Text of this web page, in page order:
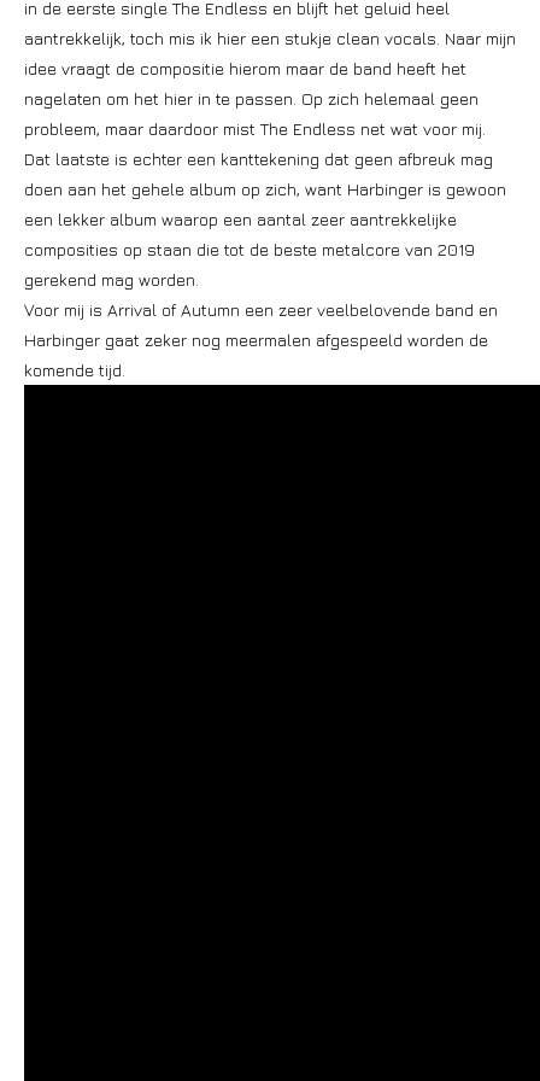
in de eerste single The Endless en blijft het geluid heel
aantrekkelijk, toch mis ik hier een stukje clean vocals. Naar mijn
idee vraagt de compositie hierom maar de band heeft het
nagelaten om het hier in te passen. Op zich helemaal geen
probleem, maar daardoor mist The Endless net wat voor mij.
Dat laatste is echter een kanttekening dat geen afbreuk mag
doen aan het gehele album op zich, want Harbinger is gewoon
een lekker album waarop een aantal zeer aantrekkelijke
composities op staan die tot de beste metalcore van 2019
gerekend mag worden.
Voor mij is Arrival of Autumn een zeer veelbelovende band en
Harbinger gaat zeker nog meermalen afgespeeld worden de
komende tijd.